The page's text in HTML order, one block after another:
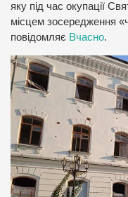
яку під час окупації
місцем зосередження
повідомляє Вчасно.